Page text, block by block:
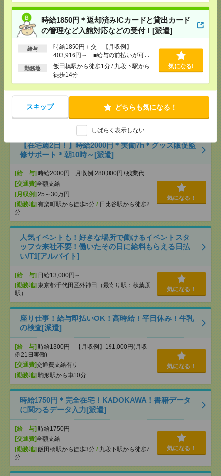
時給1850円＊返却済みICカードと貸出カード
の管理など入館対応などの受付！[派遣]
給与
時給1850円＋交 【月収例】
403,916円～ ■給与の前払いが可能
な速払いサービスあり
勤務地
飯田橋駅から徒歩1分 / 九段下駅から
徒歩14分
気になる!
スキップ どちらも気になる！
しばらく表示しない
14分
【在宅勤務OK】時給3000円！10～16時＊残業ほぼな
し▼新日本橋で一般事務[派遣]
時給3000円 月収例 30万円 時給3000円×
実働5h×週5日×4週 ※月収例を保証するものではあ
りません。※給与即受取りサービス利用可（利用条
[交通費]1ヶ月3万円を上限として実費支給
30万円～
新日本橋駅から徒歩3分
三越前駅から徒
歩1分
【在宅週2日！】時給2000円＊実働7h＊グッズ販促監
修サポート＊朝10時～[派遣]
[給 与] 時給2000円 月収例 280,000円+残業代
[交通費]全額支給
[月収例] 25～30万円
[勤務地] 有楽町駅から徒歩5分 / 日比谷駅から徒歩2
分
気になる！
人気イベントも！好きな場所で働けるイベントスタ
ッフ☆来社不要！働いたその日に給料もらえる日払
い/T1[アルバイト]
[給 与] 日給13,000円～
[勤務地] 東京都千代田区外神田（最寄り駅：秋葉原
駅）
気になる！
座り仕事！給与即払いOK！高時給！平日休み！牛乳
の検査[派遣]
[給 与] 時給1300円 【月収例】191,000円(月収
例21日実働)
[交通費]交通費支給有り
[勤務地] 駒形駅から車10分
気になる！
時給1750円＊完全在宅！KADOKAWA！書籍データ
に関わるデータ入力[派遣]
[給 与] 時給1750円
[交通費]全額支給
[勤務地] 飯田橋駅から徒歩3分 / 九段下駅から徒歩7
分
気になる！